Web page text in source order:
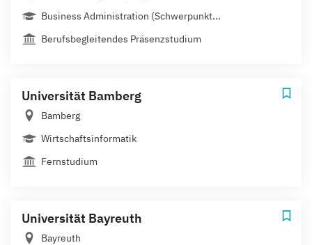
Business Administration (Schwerpunkt...
Berufsbegleitendes Präsenzstudium
Universität Bamberg
Bamberg
Wirtschaftsinformatik
Fernstudium
Universität Bayreuth
Bayreuth